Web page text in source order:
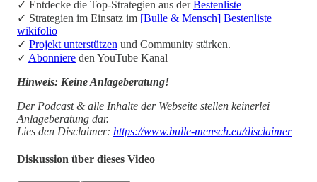
✓ Entdecke die Top-Strategien aus derBestenliste
✓ Strategien im Einsatz im [Bulle & Mensch] Bestenliste
wikifolio
✓ Projekt unterstützen und Community stärken.
✓ Abonniere den YouTube Kanal
Hinweis: Keine Anlageberatung!
Der Podcast & alle Inhalte der Webseite stellen keinerlei
Anlageberatung dar.
Lies den Disclaimer: https://www.bulle-mensch.eu/disclaimer
Diskussion über dieses Video